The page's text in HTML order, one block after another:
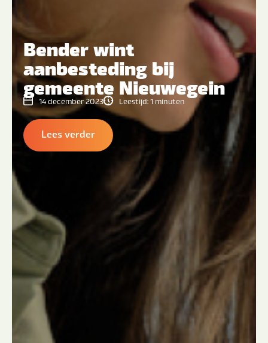
Bender wint
aanbesteding bij
gemeente Nieuwegein
14 december 2023 Leestijd:1 minuten
Lees verder